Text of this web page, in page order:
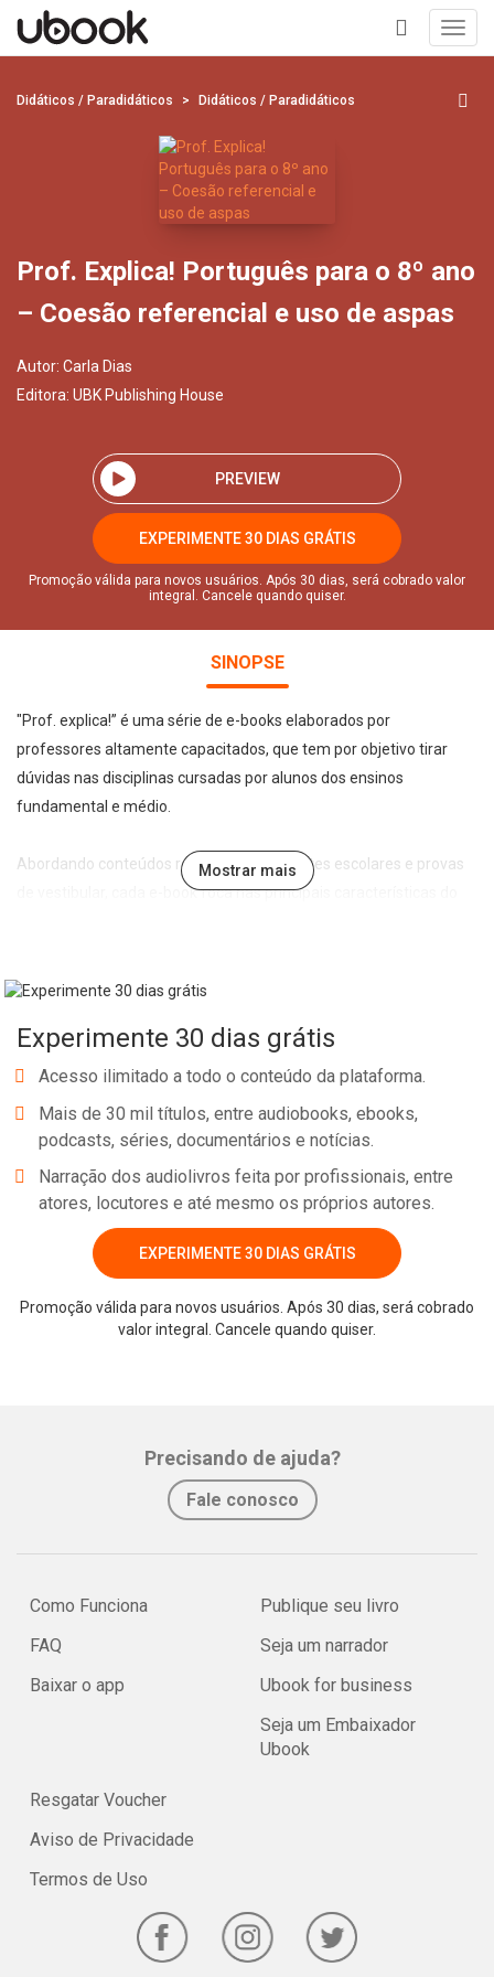
+
Didáticos / Paradidáticos Didáticos / Paradidáticos
Prof. Explica! Português para o 8º ano
– Coesão referencial e uso de aspas
Autor: Carla Dias
Editora: UBK Publishing House
PREVIEW
EXPERIMENTE 30 DIAS GRÁTIS
Promoção válida para novos usuários. Após 30 dias, será cobrado valor
integral. Cancele quando quiser.
SINOPSE
"Prof. explica!” é uma série de e-books elaborados por
professores altamente capacitados, que tem por objetivo tirar
dúvidas nas disciplinas cursadas por alunos dos ensinos
fundamental e médio.
Abordando conteúdos recorrentes em testes escolares e provas
de vestibular, cada e-book foca nas principais características do
pontos relevantes sobre coesão referencial e o uso de aspas!
Mostrar mais
Experimente 30 dias grátis
Acesso ilimitado a todo o conteúdo da plataforma.
Mais de 30 mil títulos, entre audiobooks, ebooks,
podcasts, séries, documentários e notícias.
Narração dos audiolivros feita por profissionais, entre
atores, locutores e até mesmo os próprios autores.
EXPERIMENTE 30 DIAS GRÁTIS
Promoção válida para novos usuários. Após 30 dias, será cobrado
valor integral. Cancele quando quiser.
Precisando de ajuda?
Fale conosco
Como Funciona
FAQ
Baixar o app
Publique seu livro
Seja um narrador
Ubook for business
Seja um Embaixador
Ubook
Resgatar Voucher
Aviso de Privacidade
Termos de Uso
Whatsapp Facebook Twitter E-mail